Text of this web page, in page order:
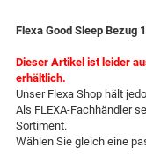
Flexa Good Sleep Bezug
Dieser Artikel ist leider
erhältlich.
Unser Flexa Shop hält
Als FLEXA-Fachhändler
Sortiment.
Wählen Sie gleich eine